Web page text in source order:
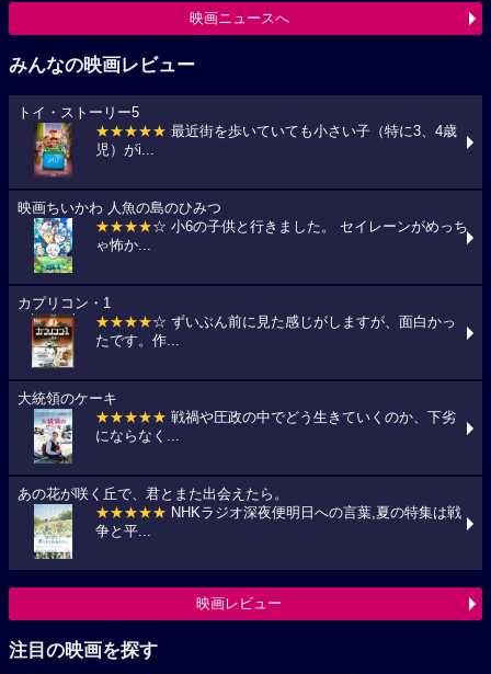
映画ニュースへ
みんなの映画レビュー
トイ・ストーリー5
★★★★★ 最近街を歩いていても小さい子（特に3、4歳
児）がi...
映画ちいかわ 人魚の島のひみつ
★★★★☆ 小6の子供と行きました。 セイレーンがめっち
ゃ怖か...
カプリコン・1
★★★★☆ ずいぶん前に見た感じがしますが、面白かっ
たです。作...
大統領のケーキ
★★★★★ 戦禍や圧政の中でどう生きていくのか、下劣
にならなく...
あの花が咲く丘で、君とまた出会えたら。
★★★★★ NHKラジオ深夜便明日への言葉,夏の特集は戦
争と平...
映画レビュー
注目の映画を探す